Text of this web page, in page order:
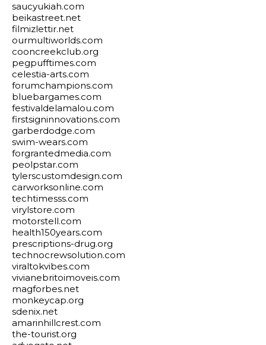
saucyukiah.com
beikastreet.net
filmizlettir.net
ourmultiworlds.com
cooncreekclub.org
pegpufftimes.com
celestia-arts.com
forumchampions.com
bluebargames.com
festivaldelamalou.com
firstsigninnovations.com
garberdodge.com
swim-wears.com
forgrantedmedia.com
peolpstar.com
tylerscustomdesign.com
carworksonline.com
techtimesss.com
virylstore.com
motorstell.com
health150years.com
prescriptions-drug.org
technocrewsolution.com
viraltokvibes.com
vivianebritoimoveis.com
magforbes.net
monkeycap.org
sdenix.net
amarinhillcrest.com
the-tourist.org